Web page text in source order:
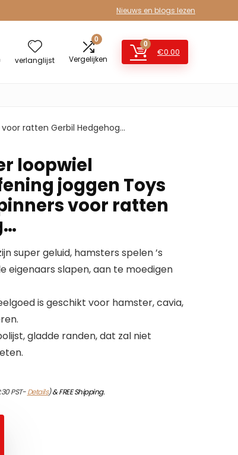
Nieuws en blogs lezen
verlanglijst
0
Vergelijken
0
€0.00
ratten Gerbil Hedgehog…
loopwiel
joggen Toys
voor ratten
super geluid, hamsters spelen ’s
eigenaars slapen, aan te moedigen
is geschikt voor hamster, cavia,
gladde randen, dat zal niet
PST-Details)&FREE Shipping.